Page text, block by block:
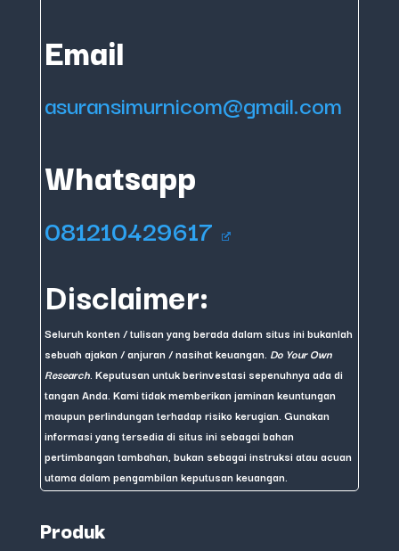
Email
asuransimurnicom@gmail.com
Whatsapp
081210429617
Disclaimer:
Seluruh konten / tulisan yang berada dalam situs ini bukanlah
sebuah ajakan / anjuran / nasihat keuangan. Do Your Own
Research . Keputusan untuk berinvestasi sepenuhnya ada di
tangan Anda. Kami tidak memberikan jaminan keuntungan
maupun perlindungan terhadap risiko kerugian. Gunakan
informasi yang tersedia di situs ini sebagai bahan
pertimbangan tambahan, bukan sebagai instruksi atau acuan
utama dalam pengambilan keputusan keuangan.
Produk